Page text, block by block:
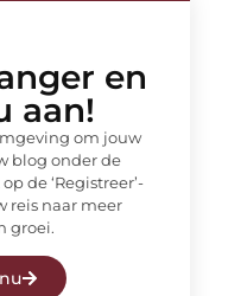
en
aan!
om jouw
blog onder de
de ‘Registreer’-
reis naar meer
groei.